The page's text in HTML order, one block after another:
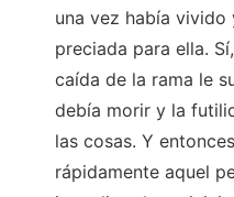
una vez había vivido
preciada para ella.
caída de la rama le
debía morir y la
las cosas. Y
rápidamente aquel